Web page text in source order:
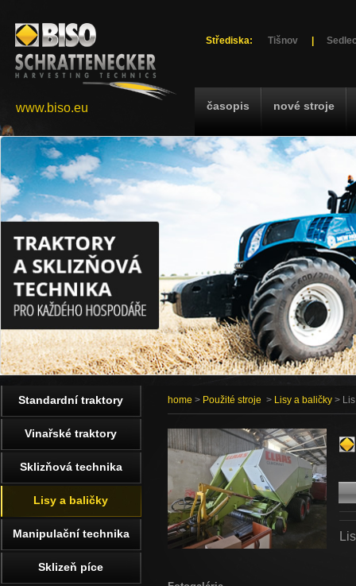
Střediska: Tišnov
časopis nové stroje
www.biso.eu
home > Použité stroje > Lisy a baličky >
Standardní traktory
Vinařské traktory
Sklizňová technika
Lisy a baličky
Manipulační technika
Sklizeň píce